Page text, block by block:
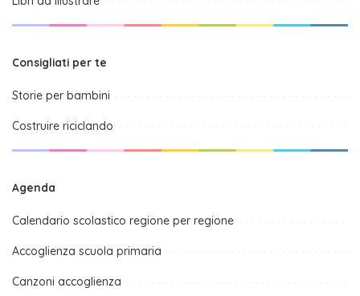
Consigliati per te
Storie per bambini
Costruire riciclando
Agenda
Calendario scolastico regione per regione
Accoglienza scuola primaria
Canzoni accoglienza